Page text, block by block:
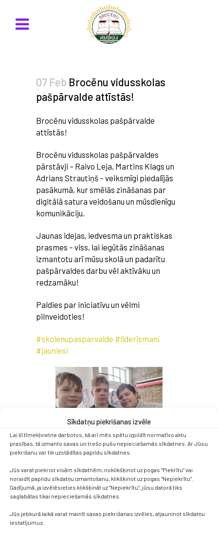
Sīkdatņu piekrišanas izvēle
Lai šī tīmekļvietne darbotos, kā arī mēs spētu izpildīt normatīvo aktu
prasības, tā izmanto savas un trešo pušu nepieciešamās sīkdatnes. Ar Jūsu
piekrišanu var tik uzstādītas papildu sīkdatnes.
Jūs varat piekrist visām sīkdatnēm, noklikšķinot uz pogas “Piekrītu” vai
noraidīt papildu sīkdatņu izmantošanu, klikšķinot uz pogas “Nepiekrītu”.
Gadījumā, ja izvēlēsieties klikšķināt uz “Nepiekrītu”, jūsu datorā tiks
saglabātas tikai nepieciešamās sīkdatnes.
Jūs jebkurā laikā varat mainīt savas piekrišanas izvēles, atjauninot sīkdatņu
iestatījumus.
07 Feb Brocēnu vidusskolas
pašpārvalde attīstās!
Brocēnu vidusskolas pašpārvalde
attīstās!
Brocēnu vidusskolas pašpārvaldes
pārstāvji – Raivo Leja, Martins Klags un
Adrians Strautiņš – veiksmīgi piedalījās
pasākumā, kur smēlās zināšanas par
digitālā satura veidošanu un mūsdienīgu
komunikāciju.
Jaunas idejas, iedvesma un praktiskas
prasmes – viss, lai iegūtās zināšanas
izmantotu arī mūsu skolā un padarītu
pašpārvaldes darbu vēl aktīvāku un
redzamāku!
Paldies par iniciatīvu un vēlmi
pilnveidoties!
#skolenupasparvalde #liderismani
#jauniesi
Kontakti